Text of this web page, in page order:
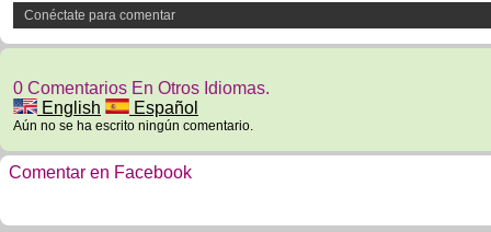
Conéctate para comentar
0 Comentarios En Otros Idiomas.
English
Español
Aún no se ha escrito ningún comentario.
Comentar en Facebook